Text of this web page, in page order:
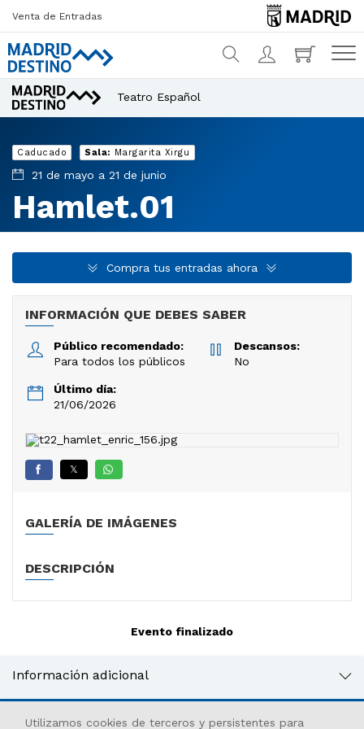
Venta de Entradas
¿Qué estás buscando?
Teatro Español
Caducado Sala: Margarita Xirgu
21 de mayo a 21 de junio
Hamlet.01
Compra tus entradas ahora
INFORMACIÓN QUE DEBES SABER
Público recomendado:
Para todos los públicos
Descansos:
No
Último día:
21/06/2026
𝕏
DESCRIPCIÓN
GALERÍA DE IMÁGENES
Evento finalizado
Información adicional
Utilizamos cookies de terceros y persistentes para